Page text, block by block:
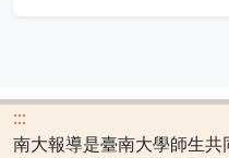
:::
南大報導是臺南大學師生